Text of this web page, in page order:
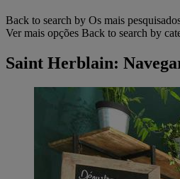
Back to search by Os mais
Ver mais opções Back to search by
Saint Herblain: